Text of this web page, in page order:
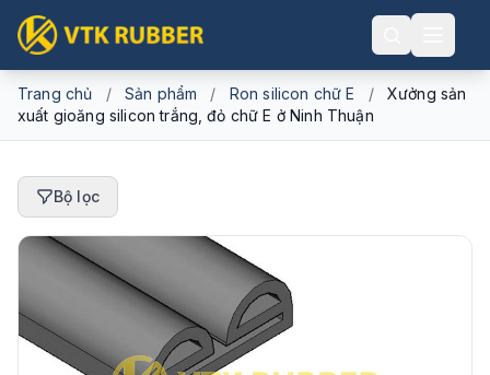
Trang chủ / Sản phẩm / Ron silicon chữ E /
Xưởng sản
xuất gioăng silicon trắng, đỏ chữ E ở Ninh Thuận
Bộ lọc